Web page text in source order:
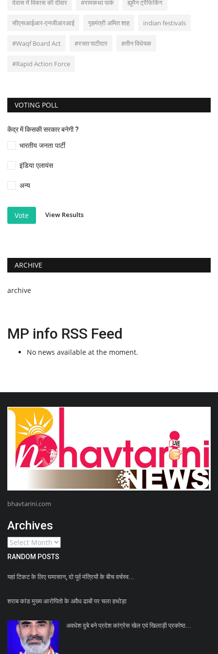
देवास में विकास की दीवार #रामकथा पार्क ह्यूमैन ट्रैफिकिंग
सीएसआईआर-एनजीआरआई गृहमंत्री अमित शाह indian festivals
#Waqf Board Act #रजत पाटीदार #तीन विधेयक
#Rapid Action Force
VOTING POLL
केंद्र में किसकी सरकार बनेगी ?
भारतीय जनता पार्टी
इंडिया एलायंस
अन्य
Vote View Results
ARCHIVE
archive
MP info RSS Feed
No news available at the moment.
bhavtarini.com
Archives
RANDOM POSTS
यहां टिकट के लिए घमासान, दो पूर्व मंत्रियों के बीच वर्चस्व...
शराब कांड मुख्य आरोपितो के अवैध ढाबों पर चला हथोड़ा
अवधेश दुबे बने प्रदेश कांग्रेस खेल एवं खिलाड़ी प्रकोष्ठ...